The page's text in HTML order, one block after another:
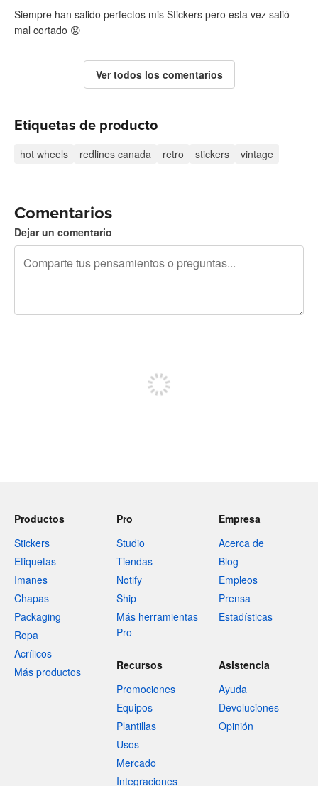
Siempre han salido perfectos mis Stickers pero esta vez salió
mal cortado 😟
Ver todos los comentarios
Etiquetas de producto
hot wheels redlines canada retro stickers vintage
Comentarios
Dejar un comentario
Productos
Stickers
Etiquetas
Imanes
Chapas
Packaging
Ropa
Acrílicos
Más productos
Pro
Studio
Tiendas
Notify
Ship
Más herramientas
Pro
Empresa
Acerca de
Blog
Empleos
Prensa
Estadísticas
Recursos
Promociones
Equipos
Plantillas
Usos
Mercado
Integraciones
Asistencia
Ayuda
Devoluciones
Opinión